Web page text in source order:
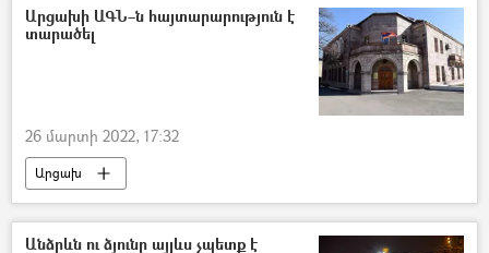
հայ
Փառուխ
Արցախի ԱԳՆ–ն հայտարարություն է
տարածել
26 մարտի 2022, 17:32
Արցախ
Արտաքին գործերի նախարարություն (ԱԳՆ)
հայտարարություն
Ադրբեջան
Անձրևն ու ձյունը այլևս չպետք է